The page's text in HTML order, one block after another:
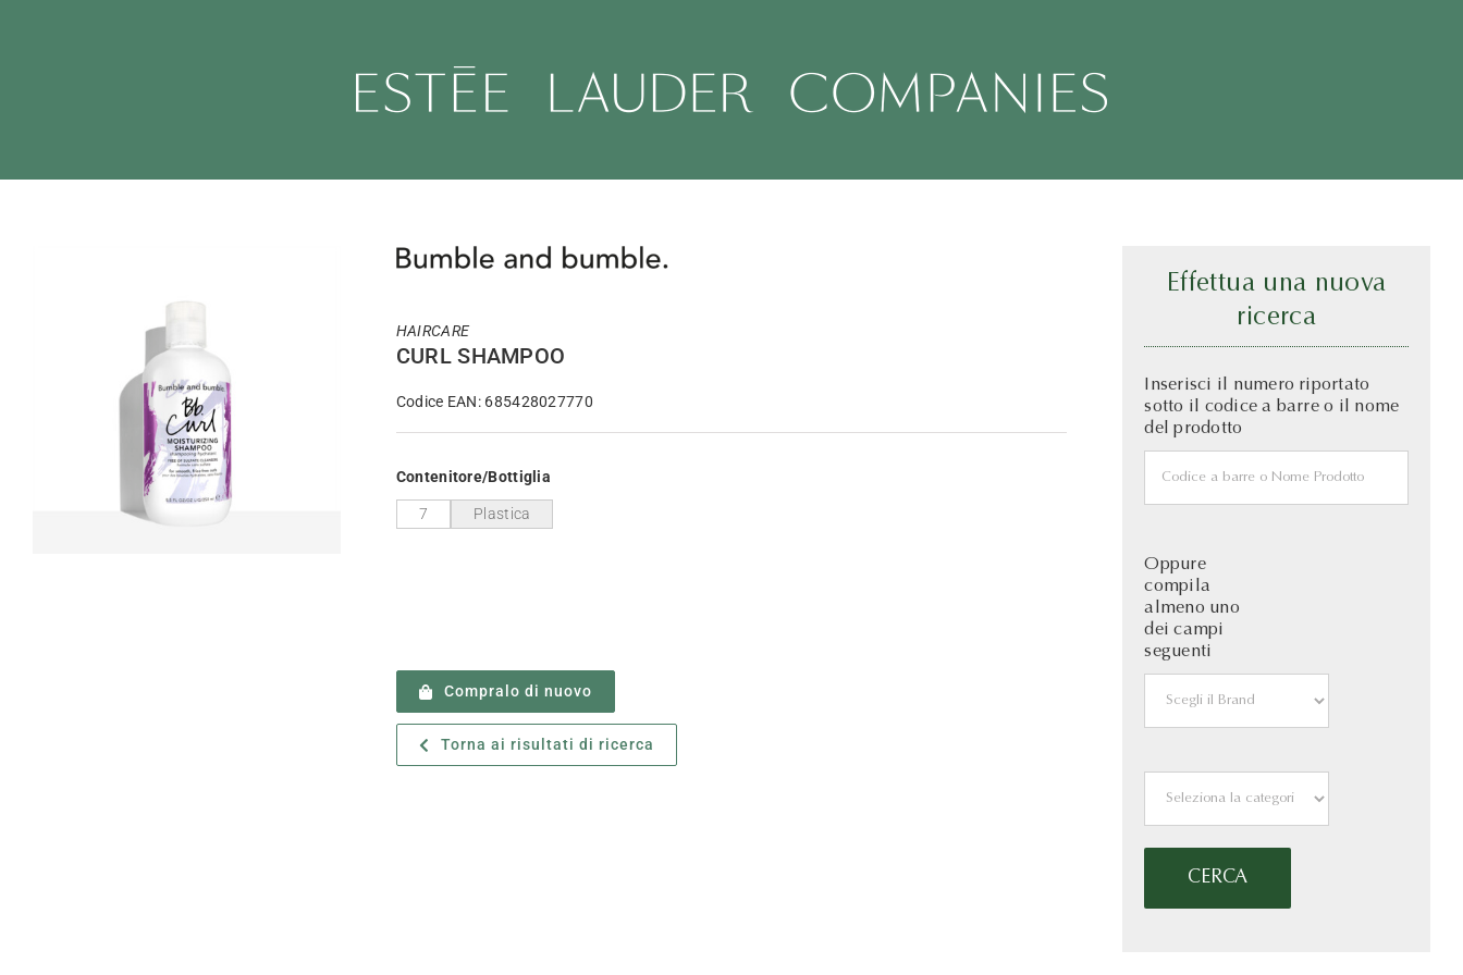
HAIRCARE
CURL SHAMPOO
Codice EAN: 685428027770
Contenitore/Bottiglia
7 Plastica
Compralo di nuovo
Torna ai risultati di ricerca
Effettua una nuova
ricerca
Inserisci il numero riportato
sotto il codice a barre o il nome
del prodotto
Oppure
compila
almeno uno
dei campi
seguenti